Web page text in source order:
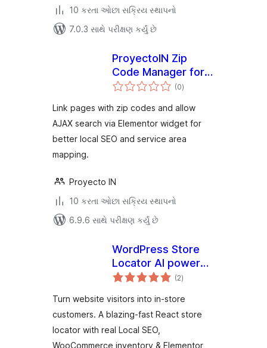
10 કરતા ઓછા સક્રિય સ્થાપનો
7.0.3 સાથે પરીક્ષણ કર્યું છે
ProyectoIN Zip
Code Manager for
Elementor
(0કુલ
રેટિંગ્સ
)
Link pages with zip codes and allow
AJAX search via Elementor widget for
better local SEO and service area
mapping.
Proyecto IN
10 કરતા ઓછા સક્રિય સ્થાપનો
6.9.6 સાથે પરીક્ષણ કર્યું છે
WordPress Store
Locator AI powered
– Elementor – Fast
(2કુલ
રેટિંગ્સ
)
Turn website visitors into in-store
customers. A blazing-fast React store
locator with real Local SEO,
WooCommerce inventory & Elementor